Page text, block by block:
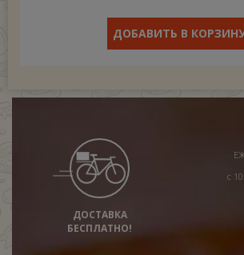
ДОБАВИТЬ В
ДОСТАВКА
БЕСПЛАТНО!
с